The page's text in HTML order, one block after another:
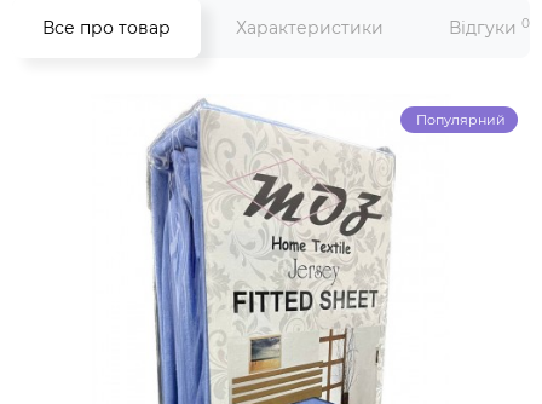
Все про товар Характеристики Відгуки 0
Популярний